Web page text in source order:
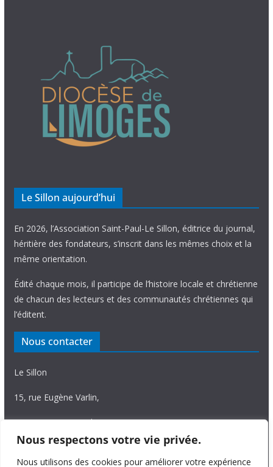
Nous respectons votre vie privée.
Nous utilisons des cookies pour améliorer votre expérience
Le Sillon aujourd’hui
En 2026, l’Association Saint-Paul-Le Sillon, éditrice du journal,
héritière des fondateurs, s’inscrit dans les mêmes choix et la
même orientation.
Édité chaque mois, il participe de l’histoire locale et chrétienne
de chacun des lecteurs et des communautés chrétiennes qui
l’éditent.
Nous contacter
Le Sillon
15, rue Eugène Varlin,
87036 Limoges Cedex.
Tél. 05 55 06 14 15